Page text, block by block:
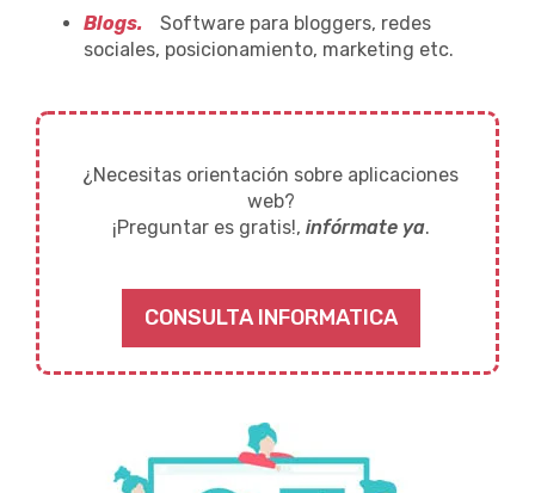
Blogs.
Software para bloggers, redes
sociales, posicionamiento, marketing etc.
¿Necesitas orientación sobre aplicaciones
web?
¡Preguntar es gratis!, infórmate ya.
CONSULTA INFORMATICA